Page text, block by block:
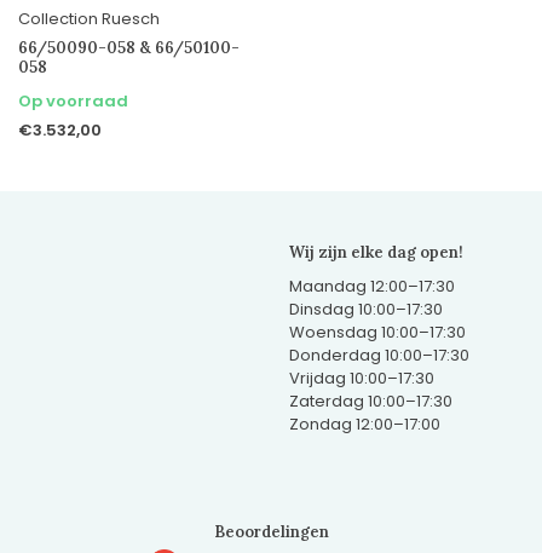
Collection Ruesch
66/50090-058 & 66/50100-
058
Op voorraad
€3.532,00
Wij zijn elke dag open!
Maandag 12:00–17:30
Dinsdag 10:00–17:30
Woensdag 10:00–17:30
Donderdag 10:00–17:30
Vrijdag 10:00–17:30
Zaterdag 10:00–17:30
Zondag 12:00–17:00
Beoordelingen